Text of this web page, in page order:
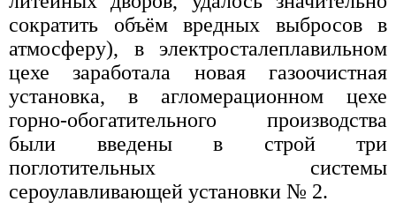
сократить объём вредных выбросов в
атмосферу), в электросталеплавильном
цехе заработала новая газоочистная
установка, в агломерационном цехе
горно-обогатительного производства
были введены в строй три
поглотительных системы
сероулавливающей установки № 2.